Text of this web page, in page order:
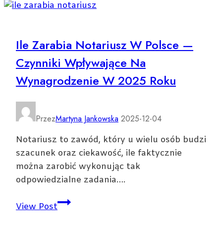
i
praktyczne
ćwiczenia
dla
lepszej
Ile Zarabia Notariusz W Polsce —
Czynniki Wpływające Na
Wynagrodzenie W 2025 Roku
PrzezMartyna Jankowska 2025-12-04
Notariusz to zawód, który u wielu osób budzi
szacunek oraz ciekawość, ile faktycznie
można zarobić wykonując tak
odpowiedzialne zadania….
View PostIle